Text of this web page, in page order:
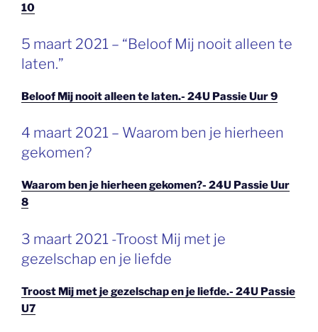
10
GEPLAATST
OP
5 maart 2021 – “Beloof Mij nooit alleen te
laten.”
Beloof Mij nooit alleen te laten.- 24U Passie Uur 9
GEPLAATST
OP
4 maart 2021 – Waarom ben je hierheen
gekomen?
Waarom ben je hierheen gekomen?- 24U Passie Uur
8
GEPLAATST
OP
3 maart 2021 -Troost Mij met je
gezelschap en je liefde
Troost Mij met je gezelschap en je liefde.- 24U Passie
U7